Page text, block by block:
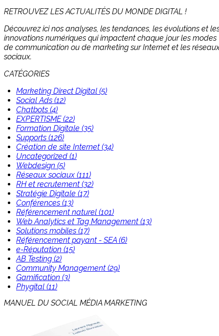
RETROUVEZ LES ACTUALITÉS DU MONDE DIGITAL !
Découvrez ici nos analyses, les tendances, les évolutions et
innovations numériques qui impactent chaque jour les modes
de communication ou de marketing sur Internet et les
sociaux.
CATÉGORIES
Marketing Direct Digital (5)
Social Ads (12)
Chatbots (4)
EXPERTISME (22)
Formation Digitale (35)
Supports (126)
Création de site Internet (34)
Uncategorized (1)
Webdesign (5)
Réseaux sociaux (111)
RH et recrutement (32)
Stratégie Digitale (17)
Conférences (13)
Référencement naturel (101)
Web Analytics et Tag Management (13)
Solutions mobiles (17)
Référencement payant - SEA (6)
e-Réputation (15)
AB Testing (2)
Community Management (29)
Gamification (3)
Phygital (11)
MANUEL DU SOCIAL MÉDIA MARKETING